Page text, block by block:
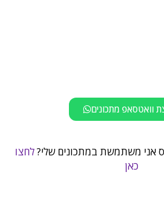
וואטסאפ מתכונים
אני משתמשת במתכונים שלי?לחצו
כאן